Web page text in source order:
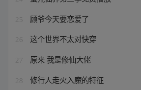
25 顾爷今天要恋爱了
26 这个世界不太对快穿
27 原来 我是修仙大佬
28 修行人走火入魔的特征